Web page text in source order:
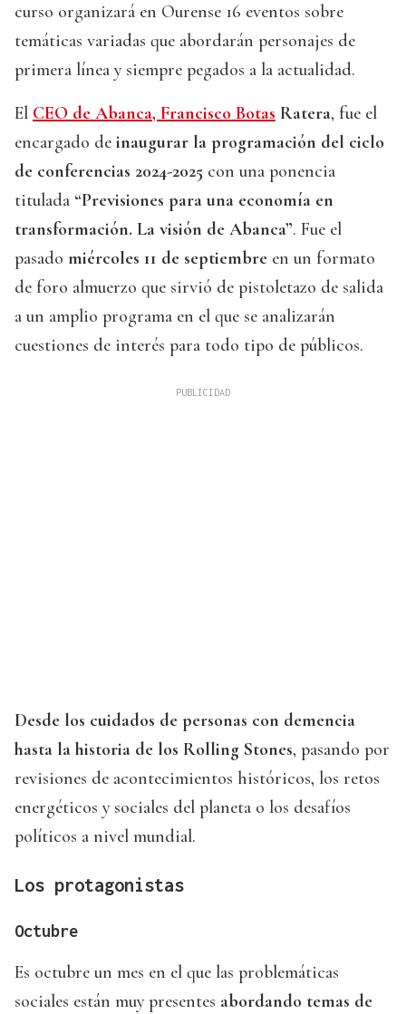
curso organizará en Ourense 16 eventos sobre
temáticas variadas que abordarán personajes de
primera línea y siempre pegados a la actualidad.
El CEO de Abanca, Francisco Botas Ratera, fue el
encargado de inaugurar la programación del ciclo
de conferencias 2024-2025 con una ponencia
titulada “Previsiones para una economía en
transformación. La visión de Abanca”. Fue el
pasado miércoles 11 de septiembre en un formato
de foro almuerzo que sirvió de pistoletazo de salida
a un amplio programa en el que se analizarán
cuestiones de interés para todo tipo de públicos.
Desde los cuidados de personas con demencia
hasta la historia de los Rolling Stones, pasando por
revisiones de acontecimientos históricos, los retos
energéticos y sociales del planeta o los desafíos
políticos a nivel mundial.
Los protagonistas
Octubre
Es octubre un mes en el que las problemáticas
sociales están muy presentes abordando temas de